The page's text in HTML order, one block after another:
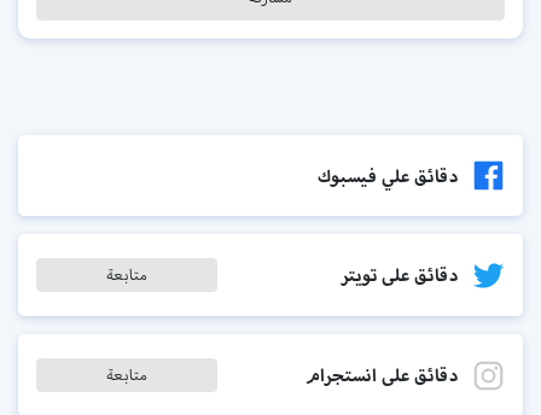
دقائق علي فيسبوك
دقائق على تويتر متابعة
دقائق على انستجرام متابعة